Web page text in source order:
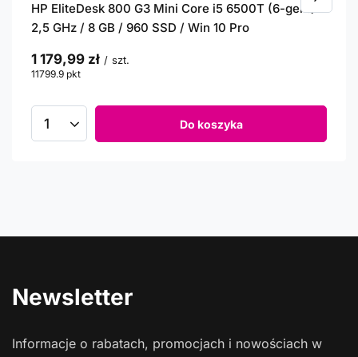
HP EliteDesk 800 G3 Mini Core i5 6500T (6-gen.)
2,5 GHz / 8 GB / 960 SSD / Win 10 Pro
1 179,99 zł / szt.
11799.9 pkt
Do koszyka
Newsletter
Informacje o rabatach, promocjach i nowościach w